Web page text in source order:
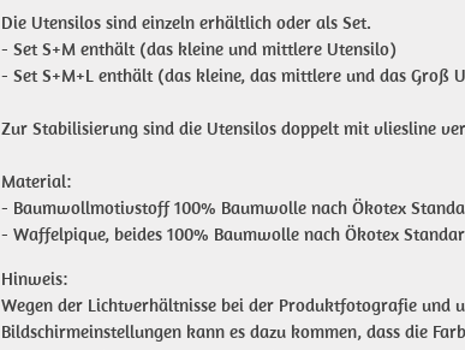
Die Utensilos sind einzeln erhältlich oder als Set.
- Set S+M enthält (das kleine und mittlere Utensilo)
- Set S+M+L enthält (das kleine, das mittlere und das Groß
Zur Stabilisierung sind die Utensilos doppelt mit vliesline
Material:
- Baumwollmotivstoff 100% Baumwolle nach Ökotex
- Waffelpique, beides 100% Baumwolle nach Ökotex
Hinweis:
Wegen der Lichtverhältnisse bei der Produktfotografie und
Bildschirmeinstellungen kann es dazu kommen, dass die